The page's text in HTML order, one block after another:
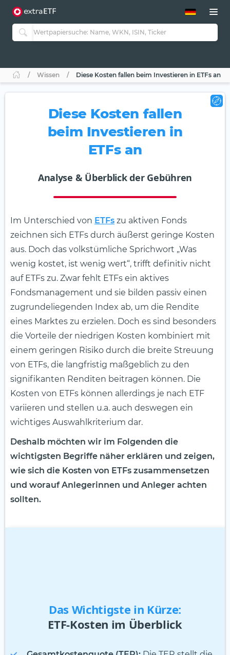
ETF-Guide 2.0
Guide Aktive ETFs
ETF-Sparpläne
Wissen Diese Kosten fallen beim Investieren in ETFs an
Diese Kosten fallen
beim Investieren in
ETFs an
Analyse & Überblick der Gebühren
Im Unterschied von ETFs zu aktiven Fonds
zeichnen sich ETFs durch äußerst geringe Kosten
aus. Doch das volkstümliche Sprichwort „Was
wenig kostet, ist wenig wert“, trifft definitiv nicht
auf ETFs zu. Zwar fehlt ETFs ein aktives
Fondsmanagement und sie bilden passiv einen
zugrundeliegenden Index ab, um die Rendite
eines Marktes zu erzielen. Doch es sind besonders
die Vorteile der niedrigen Kosten kombiniert mit
einem geringen Risiko durch die breite Streuung
von ETFs, die langfristig maßgeblich zu den
signifikanten Renditen beitragen können. Die
Kosten von ETFs können allerdings je nach ETF
variieren und stellen u.a. auch deswegen ein
wichtiges Auswahlkriterium dar.
Deshalb möchten wir im Folgenden die
wichtigsten Begriffe näher erklären und zeigen,
wie sich die Kosten von ETFs zusammensetzen
und worauf Anlegerinnen und Anleger achten
sollten.
Das Wichtigste in Kürze:
ETF-Kosten im Überblick